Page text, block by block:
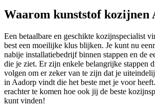
Waarom kunststof kozijnen
Een betaalbare en geschikte kozijnspecialist
best een moeilijke klus blijken. Je kunt nu
nabije installatiebedrijf binnen stappen en de
die je ziet. Er zijn enkele belangrijke stappen
volgen om er zeker van te zijn dat je
in Aadorp vindt die het beste met je voor
erachter te komen hoe ook jij de beste
kunt vinden!